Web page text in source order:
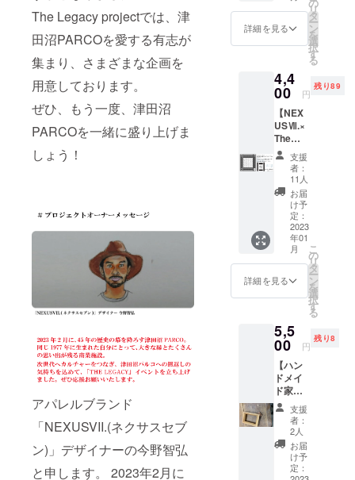
The Legacy projectでは、津
田沼PARCOを愛する有志が
集まり、さまざまな企画を
用意しております。
ぜひ、もう一度、津田沼
PARCOを一緒に盛り上げま
しょう！
アパレルブランド
「NEXUSVII.(ネクサスセブ
ン)」デザイナーの今野智弘
と申します。 2023年2月に
チケッ
ト】
（限定
200枚）
代表す
るアー
ティス
ト、サ
ウンド
マンが
津田沼
パルコB
館６階
特設野
外ス
テージ
に集
結。 ・
開催日
時：
11/20(S
11:00開
11:30-
16:00
・開催
場所：
津田沼
パルコB
館５階
特設野
外ス
テージ
[LIVE]
DELI
詳細を見る
リ
タ
ー
ン
を
選
択
す
る
4,4
00 円
残り89
【NEX
USⅦ.×
The
Legacy
バンダ
ナ】
NEXUS
Ⅶ. が展
開する
コット
ンコン
パスの
貴重な
耳付き
生地に
オリジ
シェマ
グ柄を
プリン
トし、
ヴィン
テージ
バンダ
ナ同様
に三方
を三つ
巻きで
仕上げ
支援
者：
11人
お届
け予
定：
2023
年01
月
詳細を見る
こ
の
リ
タ
ー
ン
を
選
択
す
る
5,5
00 円
残り8
【ハン
ドメイ
ド家具
保精郎
（hoshi
rou）
フォト
フレー
ム】
支援
者：
2人
お届
け予
定：